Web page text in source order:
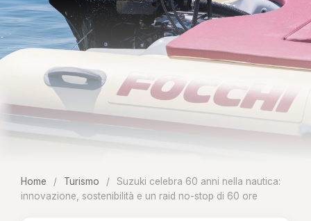
Home / Turismo /
Suzuki celebra 60 anni nella nautica:
innovazione, sostenibilità e un raid no-stop di 60 ore